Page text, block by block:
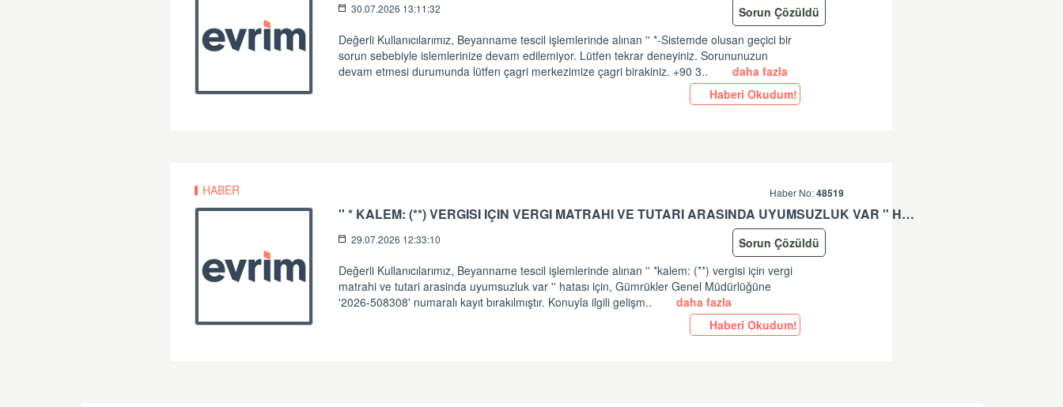
30.07.2026 13:11:32
Sorun Çözüldü
Değerli Kullanıcılarımız, Beyanname tescil işlemlerinde alınan '' *-Sistemde olusan geçici bir
sorun sebebiyle islemlerinize devam edilemiyor. Lütfen tekrar deneyiniz. Sorununuzun
devam etmesi durumunda lütfen çagri merkezimize çagri birakiniz. +90 3..
daha fazla
Haberi Okudum!
HABER Haber No:48519
'' * KALEM: (**) VERGISI IÇIN VERGI MATRAHI VE TUTARI ARASINDA UYUMSUZLUK VAR '' HATASI HK
29.07.2026 12:33:10
Sorun Çözüldü
Değerli Kullanıcılarımız, Beyanname tescil işlemlerinde alınan '' *kalem: (**) vergisi için vergi
matrahi ve tutari arasinda uyumsuzluk var '' hatası için, Gümrükler Genel Müdürlüğüne
'2026-508308' numaralı kayıt bırakılmıştır. Konuyla ilgili gelişm..
daha fazla
Haberi Okudum!